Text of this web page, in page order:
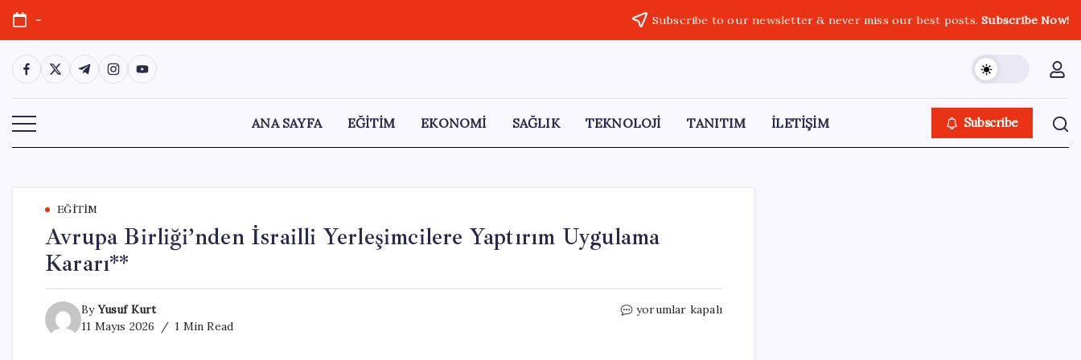
Skip
content
- Subscribe to our newsletter & never miss our best posts.Subscribe Now!
https://www.facebook.com/
https://twitter.com/
https://t.me/
https://www.instagram.com/
https://youtube.com/
ANA SAYFA EĞİTİM EKONOMİ SAĞLIK TEKNOLOJİ TANITIM İLETİŞİM Subscribe
EĞITIM
Avrupa Birliği’nden İsrailli Yerleşimcilere Yaptırım Uygulama
Kararı**
ByYusuf Kurt
11 Mayıs 2026
1 Min Read
Avrupa
yorumlar kapalı